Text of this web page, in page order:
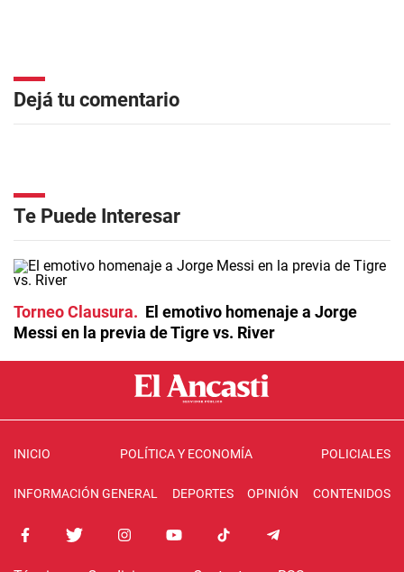
Dejá tu comentario
Te Puede Interesar
Torneo Clausura
El emotivo homenaje a Jorge
Messi en la previa de Tigre vs. River
INICIO POLÍTICA Y ECONOMÍA POLICIALES
INFORMACIÓN GENERAL DEPORTES OPINIÓN CONTENIDOS